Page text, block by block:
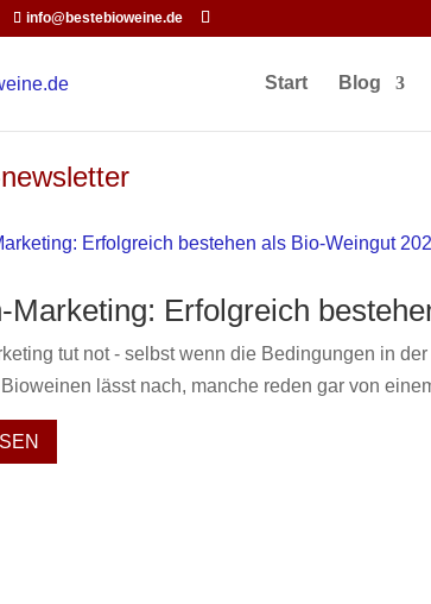
{ // Öffnet ein neues Fenster mit den
info@bestebioweine.de
Start Blog
Marketing: Erfolgreich
tut not - selbst wenn die Bedingungen in
lässt nach, manche reden gar von